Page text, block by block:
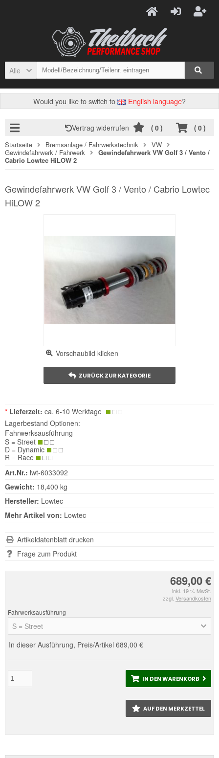
Alle
Would you like to switch to English language?
( 0)
Vertrag widerrufen ( 0)
Startseite Bremsanlage / Fahrwerkstechnik
VW
Gewindefahrwerk / Fahrwerk
Gewindefahrwerk VW Golf 3 / Vento /
Cabrio Lowtec HiLOW 2
Gewindefahrwerk VW Golf 3 / Vento / Cabrio Lowtec
HiLOW 2
Vorschaubild klicken
ZURÜCK ZUR KATEGORIE
689,00 €
inkl. 19 % MwSt.
zzgl. Versandkosten
Fahrwerksausführung
S = Street
In dieser Ausführung, Preis/Artikel 689,00 €
IN DEN WARENKORB
AUF DEN MERKZETTEL
* Lieferzeit: ca. 6-10 Werktage
Lagerbestand Optionen:
Fahrwerksausführung
S = Street
D = Dynamic
R = Race
Art.Nr.: lwt-6033092
Gewicht: 18,400 kg
Hersteller: Lowtec
Mehr Artikel von: Lowtec
Artikeldatenblatt drucken
Frage zum Produkt